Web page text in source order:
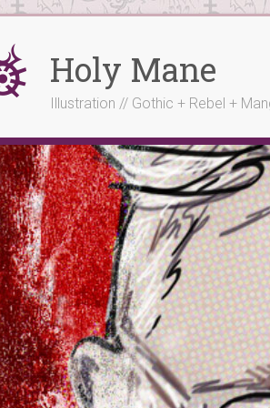
Holy Mane
Illustration // Gothic + Rebel +